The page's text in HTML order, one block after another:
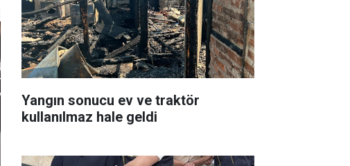
Yangın sonucu ev ve traktör
kullanılmaz hale geldi